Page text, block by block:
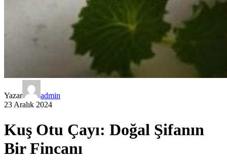
Yazar
admin
23 Aralık 2024
Kuş Otu Çayı: Doğal Şifanın
Bir Fincanı